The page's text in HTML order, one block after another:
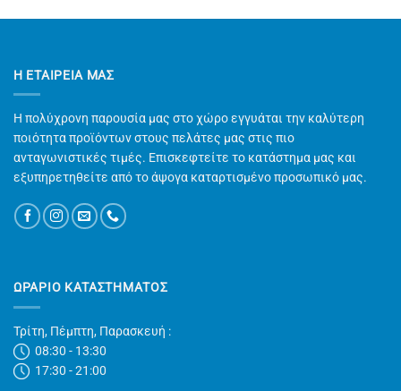
Η ΕΤΑΙΡΕΊΑ ΜΑΣ
Η πολύχρονη παρουσία μας στο χώρο εγγυάται την καλύτερη
ποιότητα προϊόντων στους πελάτες μας στις πιο
ανταγωνιστικές τιμές. Επισκεφτείτε το κατάστημα μας και
εξυπηρετηθείτε από το άψογα καταρτισμένο προσωπικό μας.
ΩΡΑΡΙΟ ΚΑΤΑΣΤΗΜΑΤΟΣ
Τρίτη, Πέμπτη, Παρασκευή :
08:30 - 13:30
17:30 - 21:00